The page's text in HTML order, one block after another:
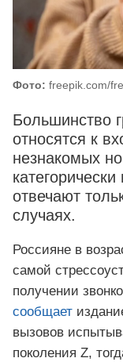
Фото: freepik.com/
Большинство
относятся к
незнакомых
отвечают
случаях.
Россияне в
самой
получении
сообщает
вызовов
поколения Z,